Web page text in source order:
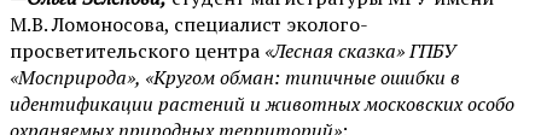
М.В. Ломоносова, специалист эколого-
просветительского центра «Лесная сказка» ГПБУ
«Мосприрода», «Кругом обман: типичные ошибки в
идентификации растений и животных московских особо